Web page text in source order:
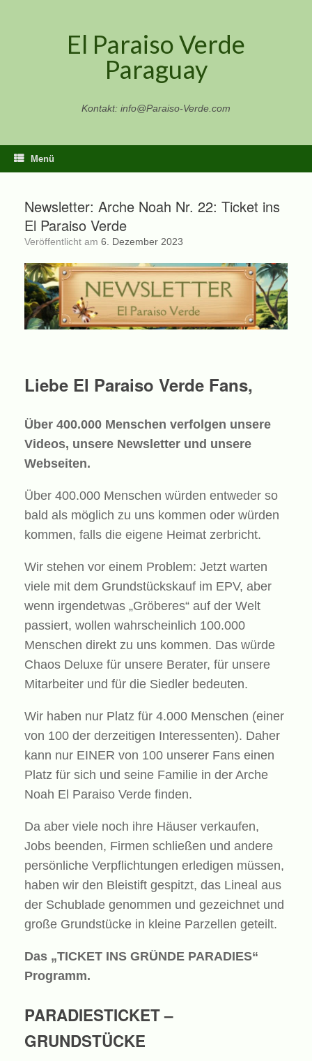
El Paraiso Verde
Paraguay
Kontakt: info@Paraiso-Verde.com
Menü
Newsletter: Arche Noah Nr. 22: Ticket ins
El Paraiso Verde
Veröffentlicht am 6. Dezember 2023
Liebe El Paraiso Verde Fans,
Über 400.000 Menschen verfolgen unsere
Videos, unsere Newsletter und unsere
Webseiten.
Über 400.000 Menschen würden entweder so
bald als möglich zu uns kommen oder würden
kommen, falls die eigene Heimat zerbricht.
Wir stehen vor einem Problem: Jetzt warten
viele mit dem Grundstückskauf im EPV, aber
wenn irgendetwas „Gröberes“ auf der Welt
passiert, wollen wahrscheinlich 100.000
Menschen direkt zu uns kommen. Das würde
Chaos Deluxe für unsere Berater, für unsere
Mitarbeiter und für die Siedler bedeuten.
Wir haben nur Platz für 4.000 Menschen (einer
von 100 der derzeitigen Interessenten). Daher
kann nur EINER von 100 unserer Fans einen
Platz für sich und seine Familie in der Arche
Noah El Paraiso Verde finden.
Da aber viele noch ihre Häuser verkaufen,
Jobs beenden, Firmen schließen und andere
persönliche Verpflichtungen erledigen müssen,
haben wir den Bleistift gespitzt, das Lineal aus
der Schublade genommen und gezeichnet und
große Grundstücke in kleine Parzellen geteilt.
Das „TICKET INS GRÜNDE PARADIES“
Programm.
PARADIESTICKET –
GRUNDSTÜCKE